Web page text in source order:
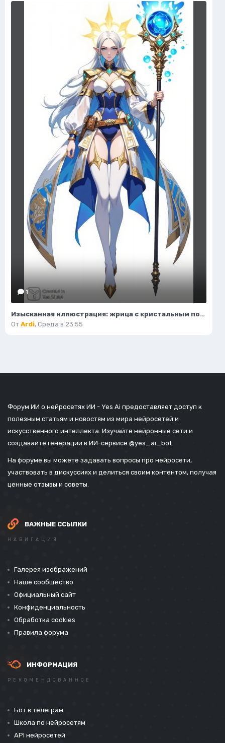
1
Изысканная иллюстрация: жрица с кристальным посохом и волшебным светом. Нейронная сеть Flux.1
От Ardi, Среда в 23:55
Форум ИИ о нейросетях ИИ - Yes Ai предоставляет доступ к
полезным статьям и новостям из мира нейросетей и
искусственного интеллекта. Изучайте нейронные сети и
создавайте генерации в ИИ-сервисе @yes_ai_bot
На форуме вы можете задавать вопросы про нейросети,
участвовать в дискуссиях и делиться своим контентом, получая
ценные отзывы и советы.
ВАЖНЫЕ ССЫЛКИ
НАВИГАЦИЯ
Галерея изображений
Наше сообщество
Официальный сайт
Конфиденциальность
Обработка cookies
Правила форума
ИНФОРМАЦИЯ
РЕКОМЕНДОВАННОЕ
Бот в телеграм
Школа по нейросетям
API нейросетей